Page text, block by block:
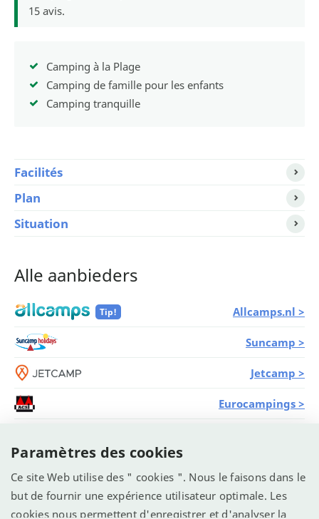
15 avis.
Camping à la Plage
Camping de famille pour les enfants
Camping tranquille
Facilités
Plan
Situation
Alle aanbieders
Tip! Allcamps.nl >
Suncamp >
Jetcamp >
Eurocampings >
ANWB Camping >
Paramètres des cookies
Ce site Web utilise des " cookies ". Nous le faisons dans le
but de fournir une expérience utilisateur optimale. Les
cookies nous permettent d'enregistrer et d'analyser la